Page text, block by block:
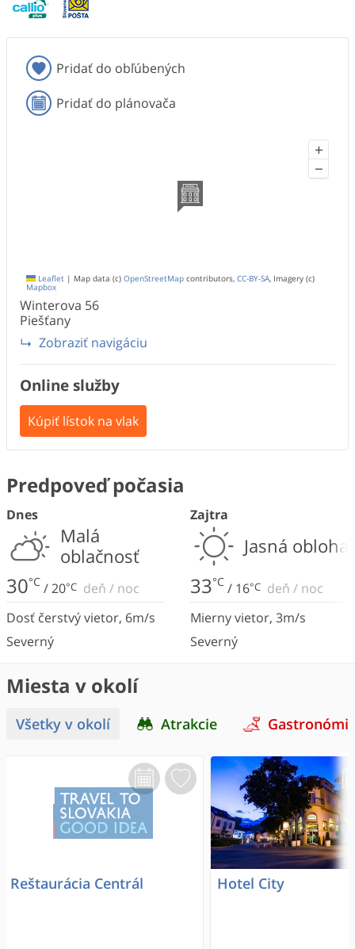
Pridať do obľúbených
Pridať do plánovača
+
−
Leaflet | Map data (c) OpenStreetMap contributors, CC-BY-SA, Imagery (c)
Mapbox
Winterova 56
Piešťany
Zobraziť navigáciu
Online služby
Kúpiť lístok na vlak
Predpoveď počasia
Dnes
Malá
oblačnosť
30°C /20°C deň / noc
Dosť čerstvý vietor, 6m/s
Severný
Zajtra
Jasná obloha
33°C / 16°C deň / noc
Mierny vietor, 3m/s
Severný
Miesta v okolí
Všetky v okolí Atrakcie
Reštaurácia Centrál Hotel City